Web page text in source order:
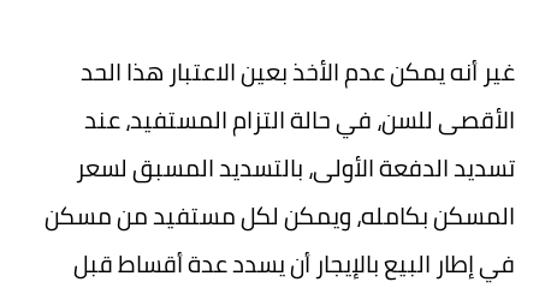
غير أنه يمكن عدم الأخذ بعين الاعتبار هذا الحد
الأقصى للسن، في حالة التزام المستفيد، عند
تسديد الدفعة الأولى، بالتسديد المسبق لسعر
المسكن بكامله، ويمكن لكل مستفيد من مسكن
في إطار البيع بالإيجار أن يسدد عدة أقساط قبل